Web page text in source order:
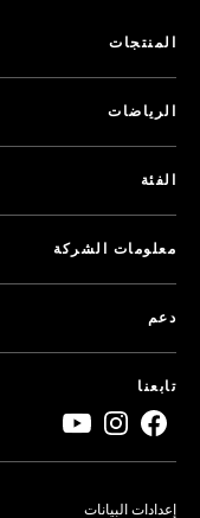
المنتجات
الرياضات
الفئة
معلومات الشركة
دعم
تابعنا
إعدادات البيانات